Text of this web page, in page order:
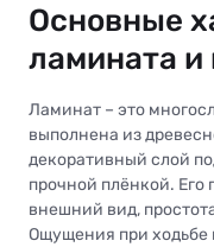
Основные
ламината и
Ламинат – это
выполнена из
декоративный слой
прочной плёнкой. Его
внешний вид,
Ощущения при ходьбе